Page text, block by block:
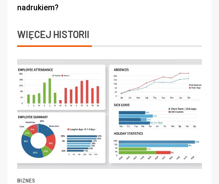
nadrukiem?
WIĘCEJ HISTORII
BIZNES